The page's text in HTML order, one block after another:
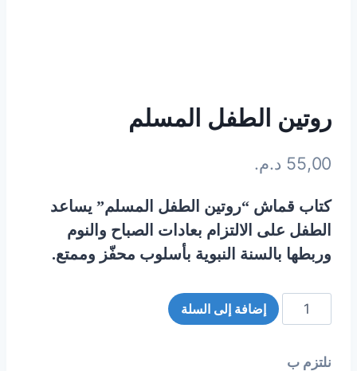
روتين الطفل المسلم
55,00 د.م.
كتاب قماش “روتين الطفل المسلم” يساعد
الطفل على الالتزام بعادات الصباح والنوم
وربطها بالسنة النبوية بأسلوب محفّز وممتع.
إضافة إلى السلة
نلتزم ب